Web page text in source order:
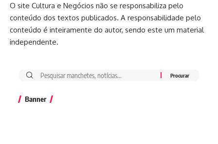
O site Cultura e Negócios não se responsabiliza pelo
conteúdo dos textos publicados. A responsabilidade pelo
conteúdo é inteiramente do autor, sendo este um material
independente.
Banner